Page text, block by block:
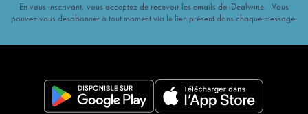
En vous inscrivant, vous acceptez de recevoir les emails de iDealwine. Vous
pouvez vous désabonner à tout moment via le lien présent dans chaque message.